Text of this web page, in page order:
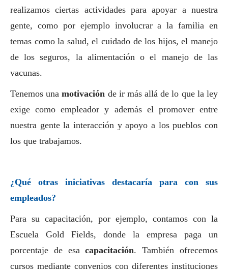
realizamos ciertas actividades para apoyar a nuestra
gente, como por ejemplo involucrar a la familia en
temas como la salud, el cuidado de los hijos, el manejo
de los seguros, la alimentación o el manejo de las
vacunas.
Tenemos unamotivación de ir más allá de lo que la ley
exige como empleador y además el promover entre
nuestra gente la interacción y apoyo a los pueblos con
los que trabajamos.
¿Qué otras iniciativas destacaría para con sus
empleados?
Para su capacitación, por ejemplo, contamos con la
Escuela Gold Fields, donde la empresa paga un
porcentaje de esacapacitación. También ofrecemos
cursos mediante convenios con diferentes instituciones